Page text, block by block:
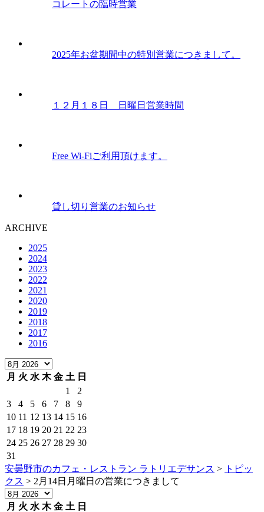
コレートの臨時営業
2025年お盆期間中の特別営業につきまして。
１２月１８日 日曜日営業時間
Free Wi-Fiご利用頂けます。
貸し切り営業のお知らせ
ARCHIVE
2025
2024
2023
2022
2021
2020
2019
2018
2017
2016
月 火 水 木 金 土 日
1
2
3
4 5 6 7 8
9
10 11 12 13 14 15 16
17 18 19 20 21 22 23
24 25 26 27 28 29 30
31
安曇野市のカフェ・レストラン ラトリエデサンス > トピッ
クス > 2月14日月曜日の営業につきまして
月 火 水 木 金 土 日